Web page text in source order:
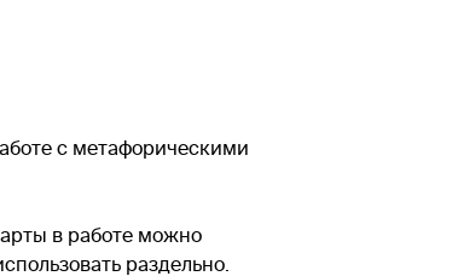
с метафорическими
в работе можно
раздельно.